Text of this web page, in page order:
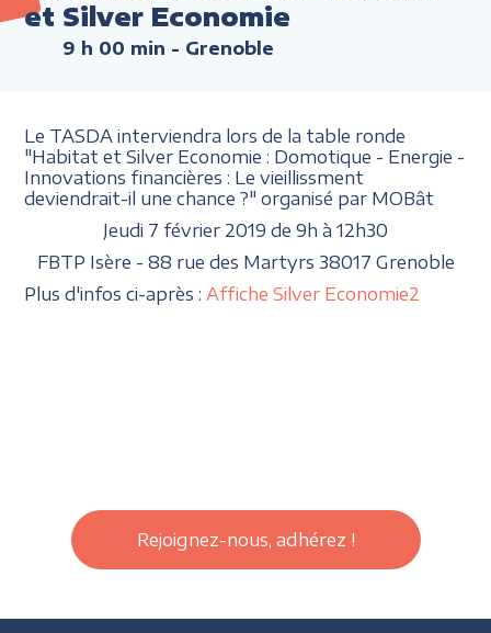
et Silver Economie
9 h 00 min - Grenoble
Le TASDA interviendra lors de la table ronde
"Habitat et Silver Economie : Domotique - Energie -
Innovations financières : Le vieillissment
deviendrait-il une chance ?" organisé par MOBât
Jeudi 7 février 2019 de 9h à 12h30
FBTP Isère - 88 rue des Martyrs 38017 Grenoble
Plus d'infos ci-après : Affiche Silver Economie2
Rejoignez-nous, adhérez !